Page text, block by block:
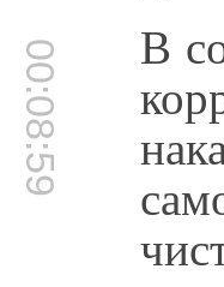
00:08:59 В